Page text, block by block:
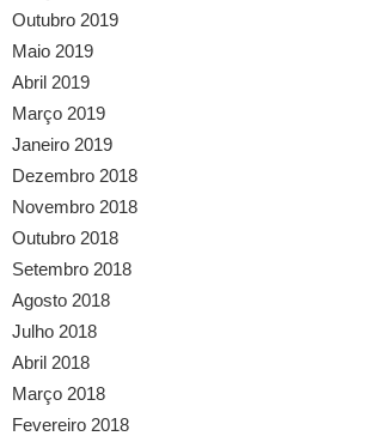
Outubro 2019
Maio 2019
Abril 2019
Março 2019
Janeiro 2019
Dezembro 2018
Novembro 2018
Outubro 2018
Setembro 2018
Agosto 2018
Julho 2018
Abril 2018
Março 2018
Fevereiro 2018